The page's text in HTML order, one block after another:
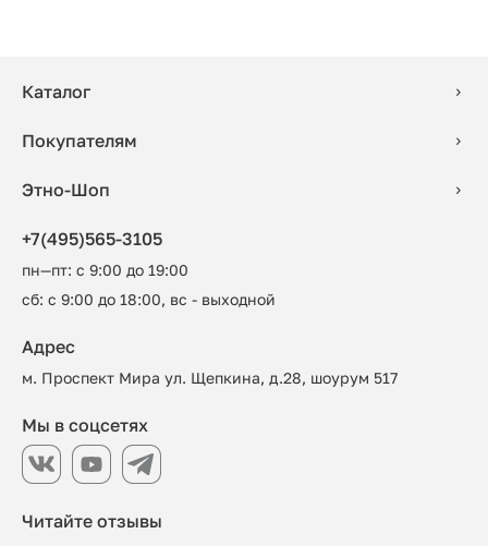
Каталог
Покупателям
Этно-Шоп
+7(495)565-3105
пн—пт: с 9:00 до 19:00
сб: с 9:00 до 18:00, вс - выходной
Читайте отзывы
Адрес
м. Проспект Мира ул. Щепкина, д.28, шоурум 517
Мы в соцсетях